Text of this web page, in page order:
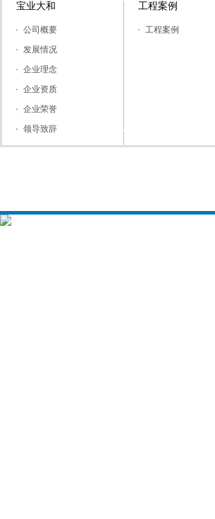
宝业大和
公司概要
发展情况
企业理念
企业资质
企业荣誉
领导致辞
工程案例
工程案例